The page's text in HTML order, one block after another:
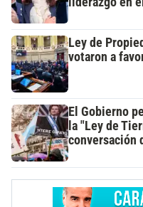
Ley de
votaron a
El Gobierno
la "Ley de
conversación